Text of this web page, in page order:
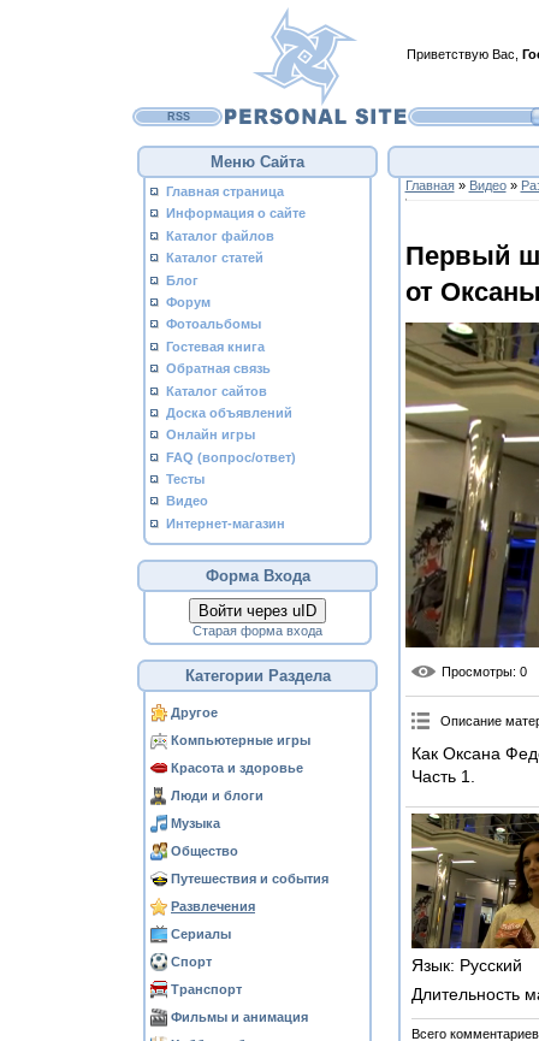
Приветствую Вас
RSS
Меню Сайта
Главная страница
Информация о сайте
Каталог файлов
Каталог статей
Блог
Форум
Фотоальбомы
Гостевая книга
Обратная связь
Каталог сайтов
Доска объявлений
Онлайн игры
FAQ (вопрос/ответ)
Тесты
Видео
Интернет-магазин
Форма Входа
Войти через uID
Старая форма входа
Категории Раздела
Другое
Компьютерные игры
Красота и здоровье
Люди и блоги
Музыка
Общество
Путешествия и события
Развлечения
Сериалы
Спорт
Транспорт
Фильмы и анимация
Главная» Видео»
Первый
от
Просмотры: 0
Описание
Как Оксана
Часть 1.
Язык: Русский
Длительность
Всего комментариев